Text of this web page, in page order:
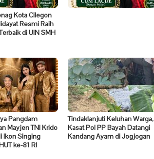
Kota Cilegon
Resmi Raih
di UIN SMH
Pangdam
Mayjen TNI Krido
Ikon Singing
ke-81 RI
Tindaklanjuti Keluhan Warga,
Kasat Pol PP Bayah Datangi
Kandang Ayam di Jogjogan